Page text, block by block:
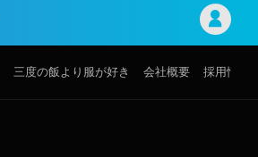
三度の飯より服が好き 会社概要 採用情報